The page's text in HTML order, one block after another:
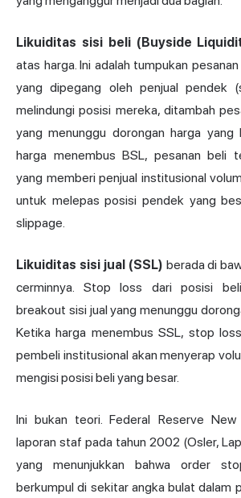
Likuiditas sisi beli (Buyside
atas harga. Ini adalah tumpukan
yang dipegang oleh penjual pendek
melindungi posisi mereka, ditambah
yang menunggu dorongan harga yang
harga menembus BSL, pesanan beli
yang memberi penjual institusional
untuk melepas posisi pendek yang
slippage.
Likuiditas sisi jual (SSL) berada di
cerminnya. Stop loss dari posisi
breakout sisi jual yang menunggu
Ketika harga menembus SSL, stop
pembeli institusional akan menyerap
mengisi posisi beli yang besar.
Ini bukan teori. Federal Reserve New
laporan staf pada tahun 2002 (Osler,
yang menunjukkan bahwa order
berkumpul di sekitar angka bulat dalam